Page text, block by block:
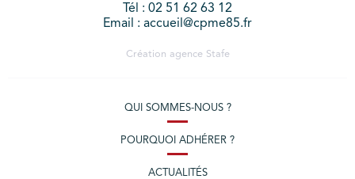
Tél : 02 51 62 63 12
Email : accueil@cpme85.fr
Création agence Stafe
QUI SOMMES-NOUS ?
POURQUOI ADHÉRER ?
ACTUALITÉS